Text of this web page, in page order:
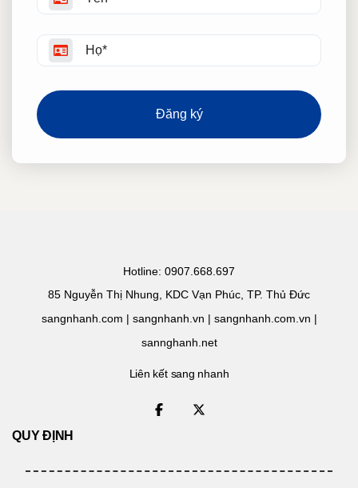
Đăng ký
Hotline: 0907.668.697
85 Nguyễn Thị Nhung, KDC Vạn Phúc, TP. Thủ Đức
sangnhanh.com | sangnhanh.vn | sangnhanh.com.vn |
sannghanh.net
Liên kết sang nhanh
QUY ĐỊNH